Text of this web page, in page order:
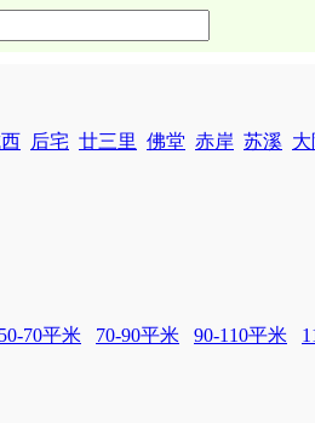
后宅 廿三里 佛堂 赤岸 苏溪
50-70平米 70-90平米 90-110平米